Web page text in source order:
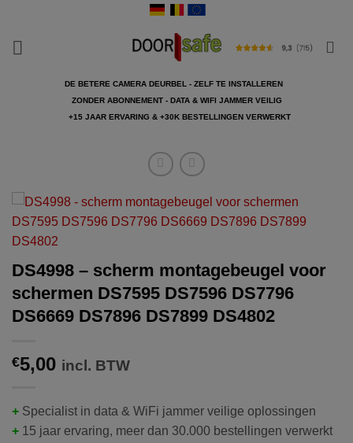
DE BETERE CAMERA DEURBEL - ZELF TE INSTALLEREN
ZONDER ABONNEMENT - DATA & WIFI JAMMER VEILIG
+15 JAAR ERVARING & +30K BESTELLINGEN VERWERKT
DS4998 – scherm montagebeugel voor
schermen DS7595 DS7596 DS7796
DS6669 DS7896 DS7899 DS4802
€5,00 incl. BTW
+ Specialist in data & WiFi jammer veilige oplossingen
+ 15 jaar ervaring, meer dan 30.000 bestellingen verwerkt